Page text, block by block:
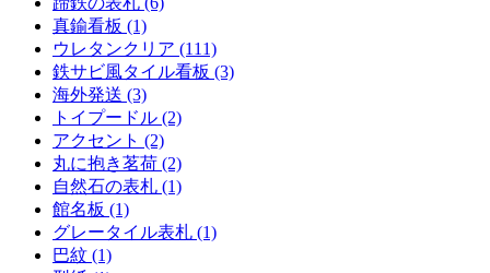
真鍮看板 (1)
ウレタンクリア (111)
鉄サビ風タイル看板 (3)
海外発送 (3)
トイプードル (2)
アクセント (2)
丸に抱き茗荷 (2)
自然石の表札 (1)
館名板 (1)
グレータイル表札 (1)
巴紋 (1)